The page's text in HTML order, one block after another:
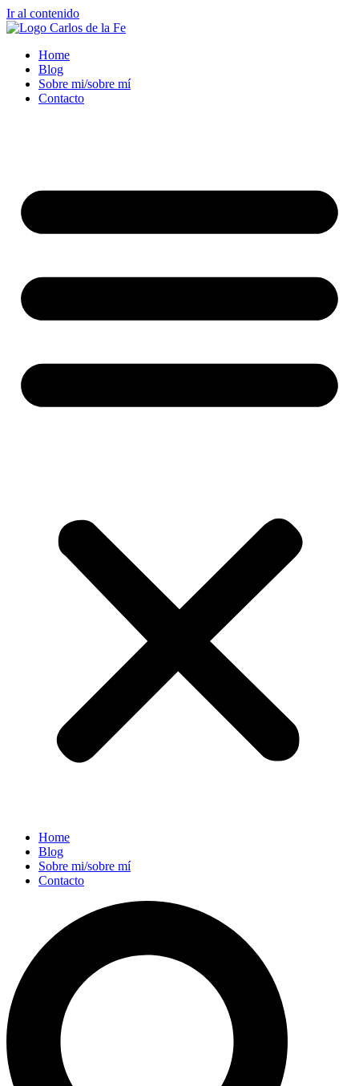
Ir al contenido
Home
Blog
Sobre mi/sobre mí
Contacto
Home
Blog
Sobre mi/sobre mí
Contacto